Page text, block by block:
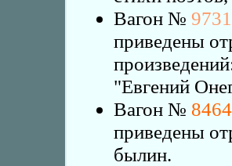
Вагон № 9731
приведены
"Евгений
Вагон № 8464
приведены
былин.